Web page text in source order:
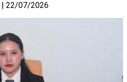
22/07/2026